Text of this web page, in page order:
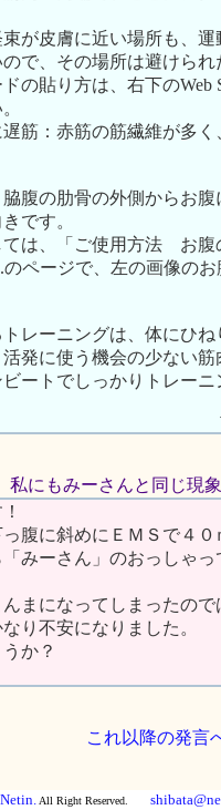
束が皮膚に近い場所も、
で、その場所は避けら
の貼り方は、右下の
筋：赤筋の筋繊維が多
腹の肋骨の外側からお
です。
は、「ご使用方法 お
のページで、左の画像の
レーニングは、体にひ
発に使う機会の少ない
ートでしっかりトレー
私にもみーさんと同じ現
腹に斜めにＥＭＳで４
みーさん」のおっしゃ
まになってしまったの
り不安になりました。
か？
これ以降の発言
All Right Reserved.